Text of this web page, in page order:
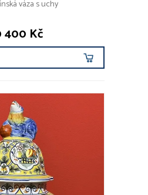
váza s uchy
400 Kč